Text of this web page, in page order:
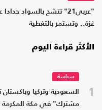
"عربي21" تتشح بالسواد
غزة.. وتستمر بالتغطية
الأكثر قراءة اليوم
1
سياسة
السعودية وتركيا
مشترك" في مكة المكرمة